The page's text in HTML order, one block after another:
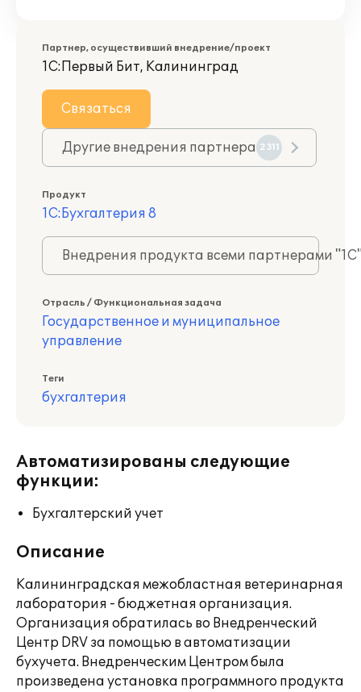
Партнер, осуществивший внедрение/проект
1С:Первый Бит, Калининград
Связаться
Другие внедрения партнера 2311
Продукт
1С:Бухгалтерия 8
Внедрения продукта всеми партнерами
Отрасль / Функциональная задача
Государственное и муниципальное
управление
Теги
бухгалтерия
Автоматизированы следующие
функции:
Бухгалтерский учет
Описание
Калининградская межобластная ветеринарная
лаборатория - бюджетная организация.
Организация обратилась во Внедренческий
Центр DRV за помощью в автоматизации
бухучета. Внедренческим Центром была
произведена установка программного продукта